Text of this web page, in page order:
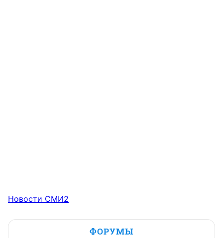
Новости СМИ2
ФОРУМЫ